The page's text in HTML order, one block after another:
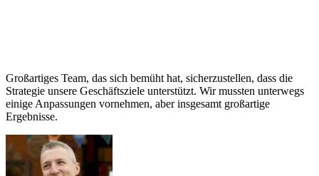
Großartiges Team, das sich bemüht hat, sicherzustellen, dass die
Strategie unsere Geschäftsziele unterstützt. Wir mussten unterwegs
einige Anpassungen vornehmen, aber insgesamt großartige
Ergebnisse.